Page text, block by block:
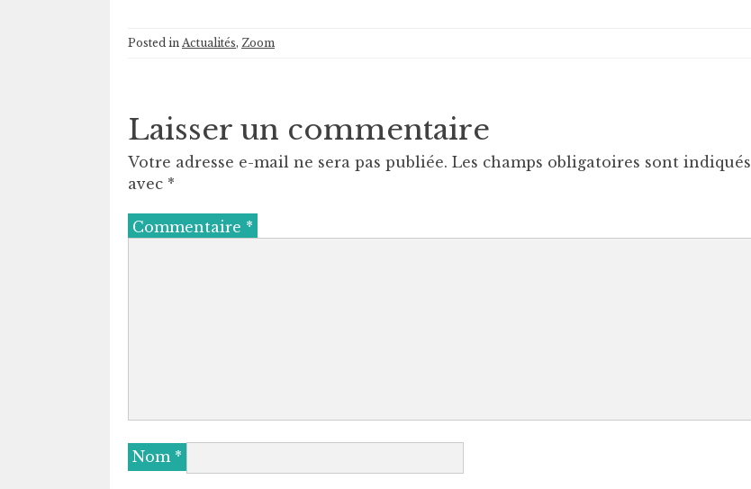
Posted in Actualités, Zoom
Laisser un commentaire
Votre adresse e-mail ne sera pas publiée. Les champs obligatoires sont indiqués
avec *
Commentaire *
Nom *